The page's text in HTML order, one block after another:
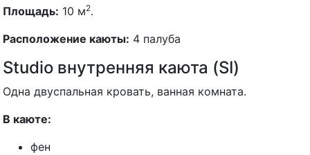
Площадь: 10 м2.
Расположение каюты: 4 палуба
Studio внутренняя каюта (SI)
Одна двуспальная кровать, ванная комната.
В каюте:
фен